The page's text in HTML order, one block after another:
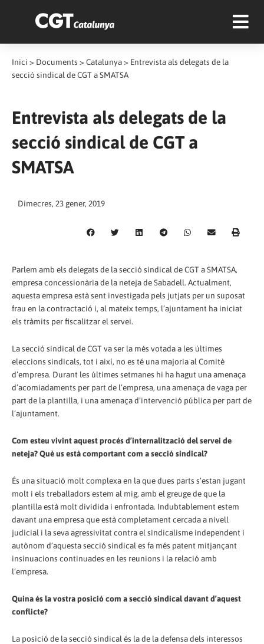
Inici > Documents > Catalunya> Entrevista als delegats de la
secció sindical de CGT a SMATSA
Entrevista als delegats de la
secció sindical de CGT a
SMATSA
Dimecres, 23 gener, 2019
Parlem amb els delegats de la secció sindical de CGT a SMATSA,
empresa concessionària de la neteja de Sabadell. Actualment,
aquesta empresa està sent investigada pels jutjats per un suposat
frau en la contractació i, al mateix temps, l’ajuntament ha iniciat
els tràmits per fiscalitzar el servei.
La secció sindical de CGT va ser la més votada a les últimes
eleccions sindicals, tot i així, no es té una majoria al Comitè
d’empresa. Durant les últimes setmanes hi ha hagut una amenaça
d’acomiadaments per part de l’empresa, una amenaça de vaga per
part de la plantilla, i una amenaça d’intervenció pública per part de
l’ajuntament.
Com esteu vivint aquest procés d’internalització del servei de
neteja? Què us està comportant com a secció sindical?
És una situació molt complexa en la que dues parts s’estan jugant
molt i els treballadors estem al mig, amb el greuge de que la
plantilla està molt dividida i enfrontada. Indubtablement estem
davant una empresa que està completament cercada a nivell
judicial i la seva agressivitat contra el sindicalisme independent i
autònom d’aquesta secció sindical es fa més patent mitjançant
insinuacions continuades en les reunions i la relació amb
l’empresa.
Quina és la vostra posició com a secció sindical davant d’aquest
conflicte?
La posició de la secció sindical és la de la defensa dels interessos